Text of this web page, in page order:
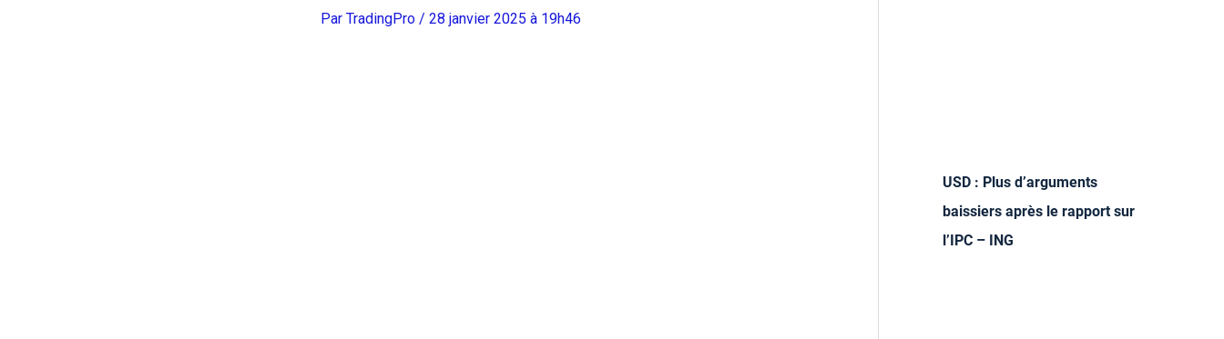
ParTradingPro/ 28 janvier 2025 à 19h46
USD : Plus d’arguments
baissiers après le rapport sur
l’IPC – ING